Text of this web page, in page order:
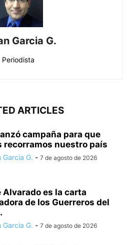
Garcia G.
Periodista
ARTICLES
campaña para que
recorramos nuestro país
Garcia G. - 7 de agosto de 2026
Alvarado es la carta
de los Guerreros del
Garcia G. - 7 de agosto de 2026